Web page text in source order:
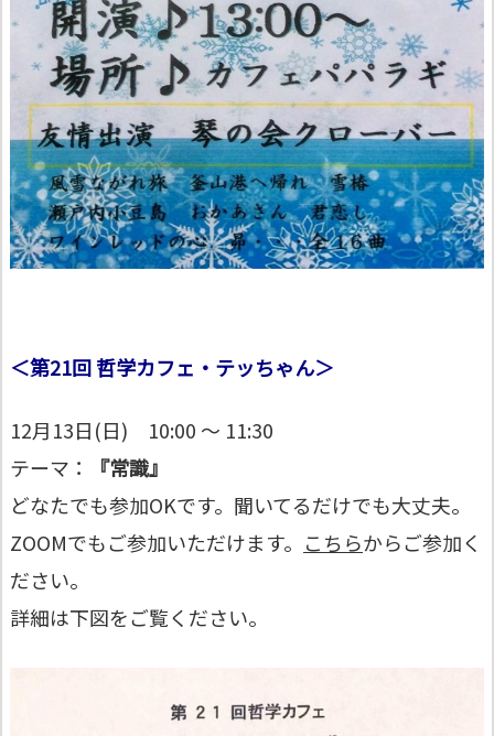
＜第21回 哲学カフェ・テッちゃん＞
12月13日(日) 10:00 ～ 11:30
テーマ：
『常識』
どなたでも参加OKです。聞いてるだけでも大丈夫。
ZOOMでもご参加いただけます。 こちらからご参加く
ださい。
詳細は下図をご覧ください。